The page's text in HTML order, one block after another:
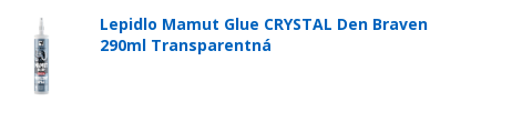
Lepidlo Mamut Glue CRYSTAL Den Braven
290ml Transparentná